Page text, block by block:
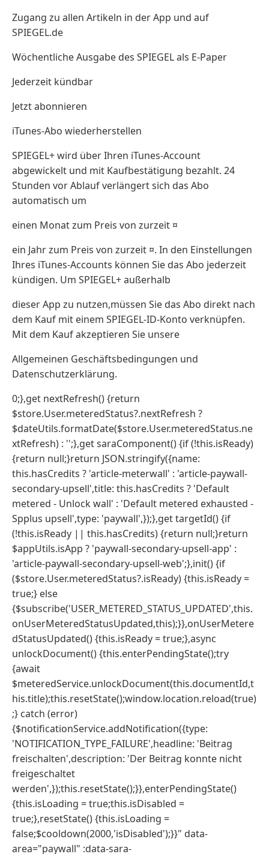
Zugang zu allen Artikeln in der App und auf
SPIEGEL.de
Wöchentliche Ausgabe des SPIEGEL als E-Paper
Jederzeit kündbar
Jetzt abonnieren
iTunes-Abo wiederherstellen
SPIEGEL+ wird über Ihren iTunes-Account
abgewickelt und mit Kaufbestätigung bezahlt. 24
Stunden vor Ablauf verlängert sich das Abo
automatisch um
einen Monat zum Preis von zurzeit ¤
ein Jahr zum Preis von zurzeit ¤. In den Einstellungen
Ihres iTunes-Accounts können Sie das Abo jederzeit
kündigen. Um SPIEGEL+ außerhalb
dieser App zu nutzen,müssen Sie das Abo direkt nach
dem Kauf mit einem SPIEGEL-ID-Konto verknüpfen.
Mit dem Kauf akzeptieren Sie unsere
Allgemeinen Geschäftsbedingungen und
Datenschutzerklärung.
0;},get nextRefresh() {return
$store.User.meteredStatus?.nextRefresh ?
$dateUtils.formatDate($store.User.meteredStatus.ne
xtRefresh) : '';},get saraComponent() {if (!this.isReady)
{return null;}return JSON.stringify({name:
this.hasCredits ? 'article-meterwall' : 'article-paywall-
secondary-upsell',title: this.hasCredits ? 'Default
metered - Unlock wall' : 'Default metered exhausted -
Spplus upsell',type: 'paywall',});},get targetId() {if
(!this.isReady || this.hasCredits) {return null;}return
$appUtils.isApp ? 'paywall-secondary-upsell-app' :
'article-paywall-secondary-upsell-web';},init() {if
($store.User.meteredStatus?.isReady) {this.isReady =
true;} else
{$subscribe('USER_METERED_STATUS_UPDATED',this.
onUserMeteredStatusUpdated,this);}},onUserMetere
dStatusUpdated() {this.isReady = true;},async
unlockDocument() {this.enterPendingState();try
{await
$meteredService.unlockDocument(this.documentId,t
his.title);this.resetState();window.location.reload(true)
;} catch (error)
{$notificationService.addNotification({type:
'NOTIFICATION_TYPE_FAILURE',headline: 'Beitrag
freischalten',description: 'Der Beitrag konnte nicht
freigeschaltet
werden',});this.resetState();}},enterPendingState()
{this.isLoading = true;this.isDisabled =
true;},resetState() {this.isLoading =
false;$cooldown(2000,'isDisabled');}}" data-
area="paywall" :data-sara-